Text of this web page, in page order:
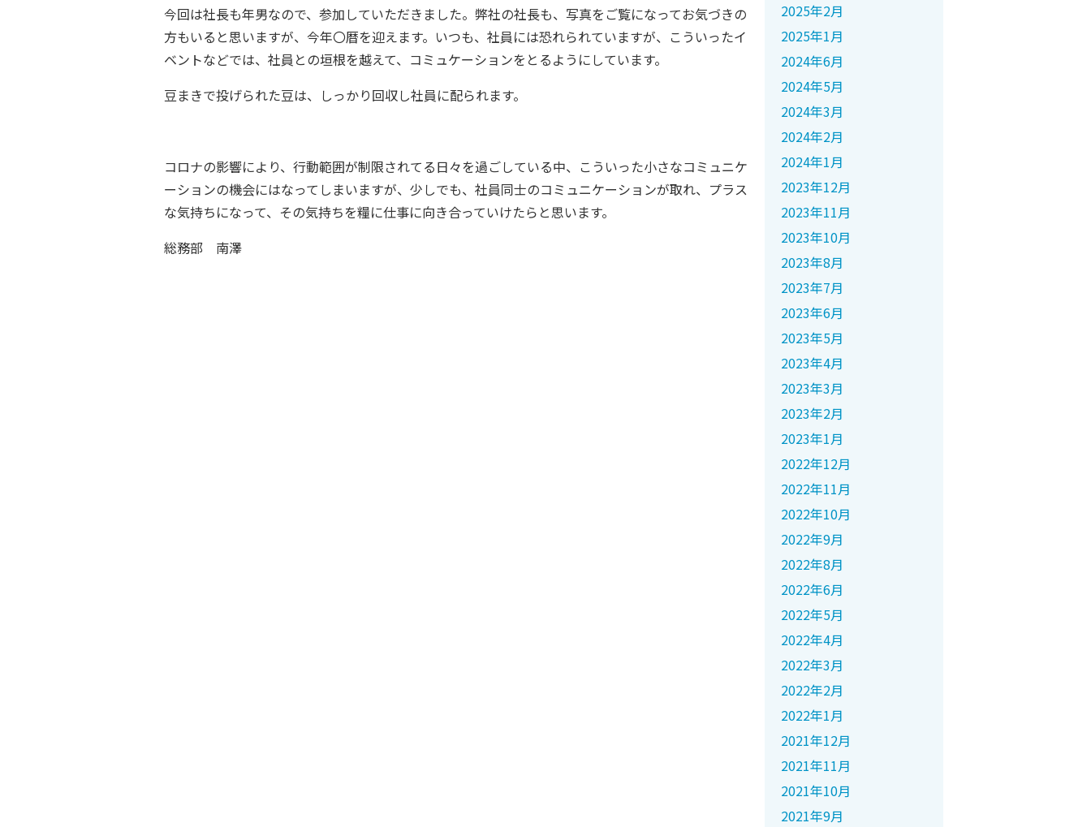
今回は社長も年男なので、参加していただきました。弊社の社長も、写真をご覧になってお気づきの
方もいると思いますが、今年〇暦を迎えます。いつも、社員には恐れられていますが、こういったイ
ベントなどでは、社員との垣根を越えて、コミュケーションをとるようにしています。
豆まきで投げられた豆は、しっかり回収し社員に配られます。
コロナの影響により、行動範囲が制限されてる日々を過ごしている中、こういった小さなコミュニケ
ーションの機会にはなってしまいますが、少しでも、社員同士のコミュニケーションが取れ、プラス
な気持ちになって、その気持ちを糧に仕事に向き合っていけたらと思います。
総務部 南澤
2025年2月
2025年1月
2024年6月
2024年5月
2024年3月
2024年2月
2024年1月
2023年12月
2023年11月
2023年10月
2023年8月
2023年7月
2023年6月
2023年5月
2023年4月
2023年3月
2023年2月
2023年1月
2022年12月
2022年11月
2022年10月
2022年9月
2022年8月
2022年6月
2022年5月
2022年4月
2022年3月
2022年2月
2022年1月
2021年12月
2021年11月
2021年10月
2021年9月